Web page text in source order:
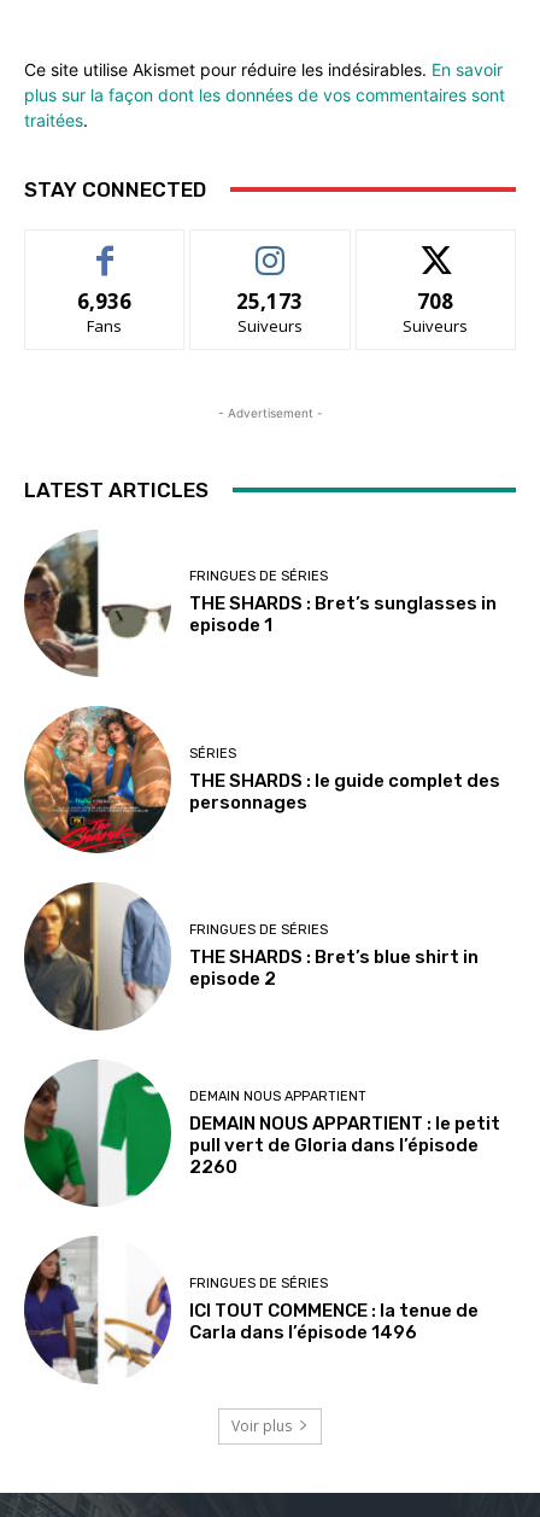
Ce site utilise Akismet pour réduire les indésirables. En savoir
plus sur la façon dont les données de vos commentaires sont
traitées.
STAY CONNECTED
6,936
Fans
25,173
Suiveurs
708
Suiveurs
- Advertisement -
LATEST ARTICLES
FRINGUES DE SÉRIES
THE SHARDS : Bret’s sunglasses in
episode 1
SÉRIES
THE SHARDS : le guide complet des
personnages
FRINGUES DE SÉRIES
THE SHARDS : Bret’s blue shirt in
episode 2
DEMAIN NOUS APPARTIENT
DEMAIN NOUS APPARTIENT : le petit
pull vert de Gloria dans l’épisode
2260
FRINGUES DE SÉRIES
ICI TOUT COMMENCE : la tenue de
Carla dans l’épisode 1496
Voir plus